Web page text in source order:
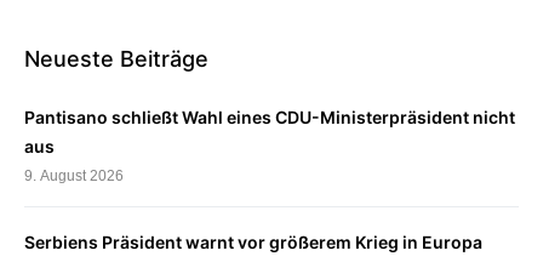
Neueste Beiträge
Pantisano schließt Wahl eines CDU-Ministerpräsident nicht
aus
9. August 2026
Serbiens Präsident warnt vor größerem Krieg in Europa